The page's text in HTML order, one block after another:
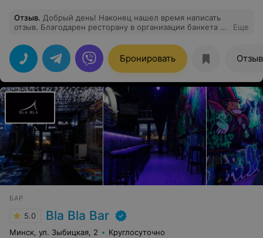
Отзыв. Добрый день! Наконец нашел время написать
отзыв. Благодарен ресторану в организации банкета в
крупная, поэтому к поиску соответствующего
заведения подошли с должным трепетом и
вниманием. Рассматривали несколько вариантов
заведений в центре, которые могли бы организовать
мероприятие. Остановили свой выбор на ресторане
Авиньон, о чем совсем не жалеем. Банкет был
организован по высшему разряду, блюда вкусные,
особенно приглянулось гостям второе мясное блюдо и
блюда из птицы. Приятным бонусом было праздничное
оформление столов. Также шеф-повар Дмитрий
согласился приготовить блюдо, которое не было
заявлено в меню ( за что ему огромная
благодарность!). Отдельно хотелось бы похвалить
официантов, которые работали оперативно и были
очень вежливы. Спасибо ресторану Авиньон за
праздник! Придем еще и не раз.
Еще
Бронировать
БАР
5.0 Bla Bla Bar
Минск, ул. Зыбицкая, 2 Круглосуточно